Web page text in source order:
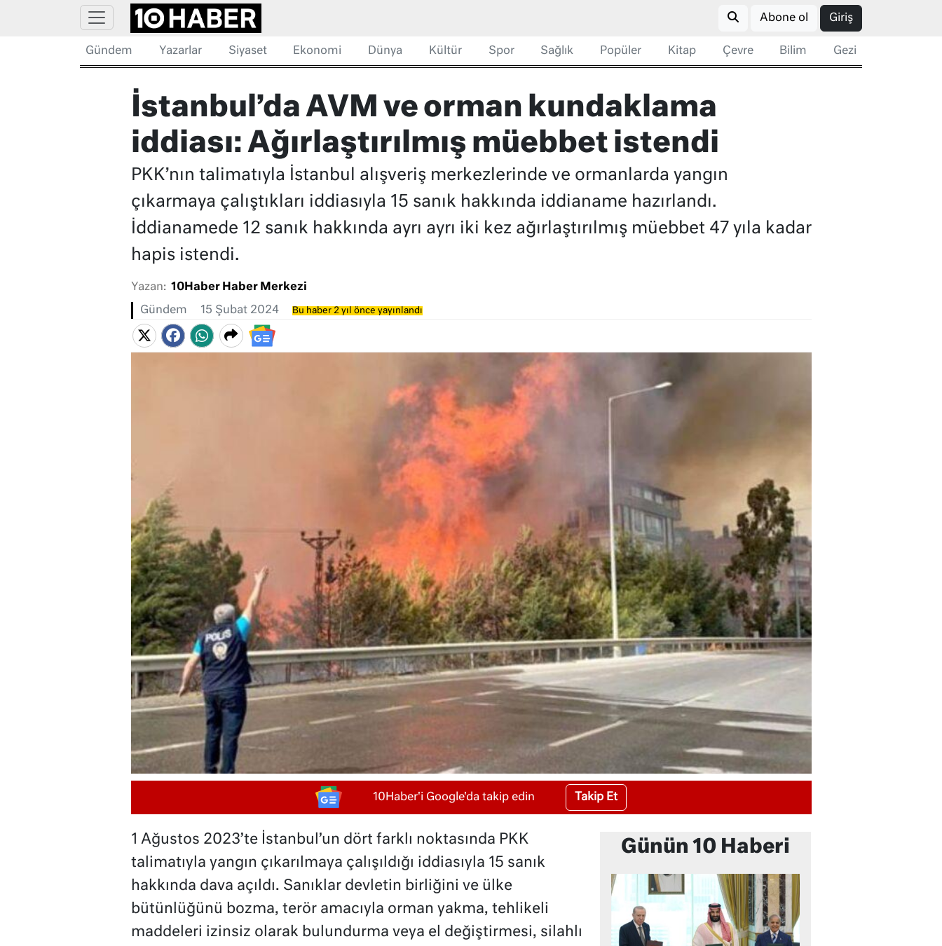
Abone ol Giriş
Gündem Yazarlar Siyaset Ekonomi Dünya Kültür Spor Sağlık Popüler Kitap Çevre Bilim Gezi
İstanbul’da AVM ve orman kundaklama
iddiası: Ağırlaştırılmış müebbet istendi
PKK’nın talimatıyla İstanbul alışveriş merkezlerinde ve ormanlarda yangın
çıkarmaya çalıştıkları iddiasıyla 15 sanık hakkında iddianame hazırlandı.
İddianamede 12 sanık hakkında ayrı ayrı iki kez ağırlaştırılmış müebbet 47 yıla kadar
hapis istendi.
Yazan: 10Haber Haber Merkezi
Gündem 15 Şubat 2024 Bu haber 2 yıl önce yayınlandı
10Haber'i Google'da takip edin Takip Et
1 Ağustos 2023’te İstanbul’un dört farklı noktasında PKK
talimatıyla yangın çıkarılmaya çalışıldığı iddiasıyla 15 sanık
hakkında dava açıldı. Sanıklar devletin birliğini ve ülke
bütünlüğünü bozma, terör amacıyla orman yakma, tehlikeli
maddeleri izinsiz olarak bulundurma veya el değiştirmesi, silahlı
Günün 10 Haberi